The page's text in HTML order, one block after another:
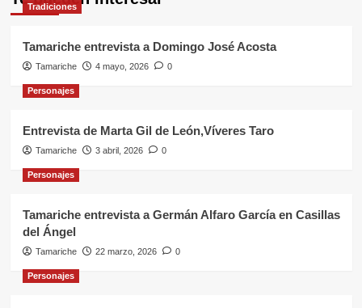
Tradiciones
Tamariche entrevista a Domingo José Acosta
Tamariche 4 mayo, 2026 0
Personajes
Entrevista de Marta Gil de León,Víveres Taro
Tamariche 3 abril, 2026 0
Personajes
Tamariche entrevista a Germán Alfaro García en Casillas
del Ángel
Tamariche 22 marzo, 2026 0
Personajes